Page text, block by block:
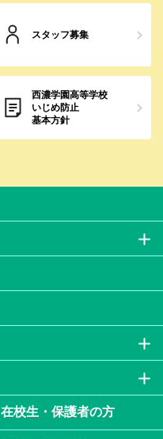
スタッフ募集
西濃学園高等学校
いじめ防止
基本方針
在校生・保護者の方